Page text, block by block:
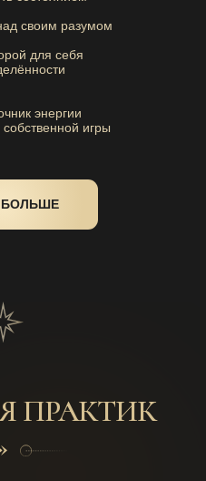
БОЛЬШЕ
своим разумом
для себя
энергии
игры
ПРАКТИК